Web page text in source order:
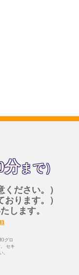
分まで）
ださい。）
ります。）
します。
グロ
セキ
。